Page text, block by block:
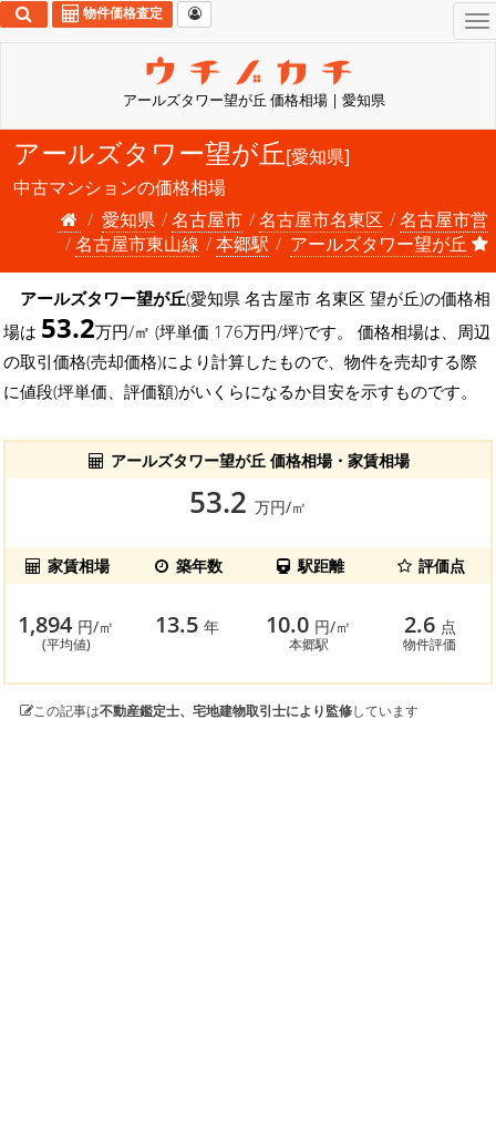
アールズタワー望が丘 価格相場 | 愛知県
物件価格査定
アールズタワー望が丘[愛知県]
中古マンションの価格相場
愛知県
名古屋市 名古屋市名東区
名古屋市営
名古屋市東山線
本郷駅 アールズタワー望が丘
アールズタワー望が丘(愛知県 名古屋市 名東区 望が丘)の価格相
場は 53.2万円/㎡ (坪単価 176万円/坪)です。 価格相場は、周辺
の取引価格(売却価格)により計算したもので、物件を売却する際
に値段(坪単価、評価額)がいくらになるか目安を示すものです。
アールズタワー望が丘 価格相場・家賃相場
53.2 万円/㎡
家賃相場 築年数 駅距離 評価点
1,894 円/㎡
(平均値)
13.5年 10.0 円/㎡
本郷駅
2.6 点
物件評価
この記事は不動産鑑定士、宅地建物取引士により監修しています